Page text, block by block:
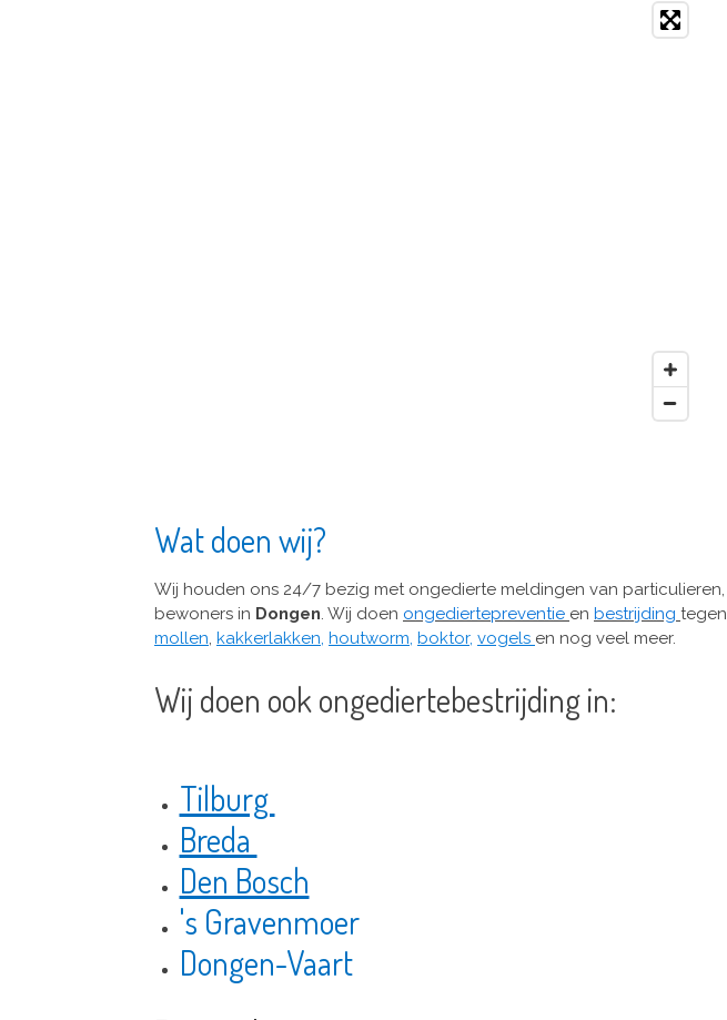
Wat doen wij?
Wij houden ons 24/7 bezig met ongedierte meldingen van particulieren,
bewoners in Dongen. Wij doen ongediertepreventie en bestrijding tegen
mollen, kakkerlakken, houtworm, boktor, vogels en nog veel meer.
Wij doen ook ongediertebestrijding in:
Tilburg
Breda
Den Bosch
's Gravenmoer
Dongen-Vaart